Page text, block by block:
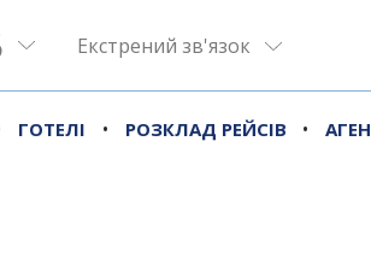
Екстрений зв'язок
ГОТЕЛІ • РОЗКЛАД РЕЙСІВ •